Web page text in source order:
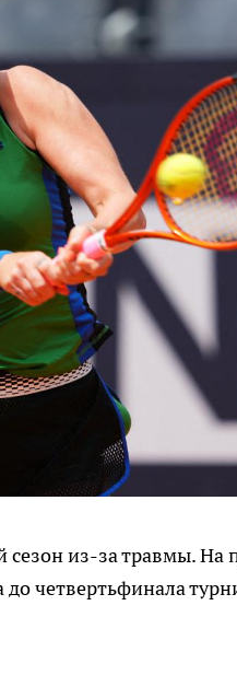
из-за травмы. На
четвертьфинала